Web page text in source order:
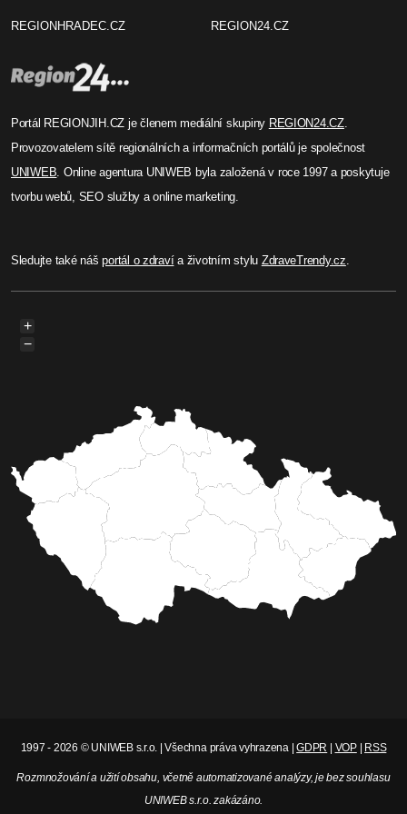
REGIONHRADEC.CZ REGION24.CZ
Portál REGIONJIH.CZ je členem mediální skupiny REGION24.CZ.
Provozovatelem sítě regionálních a informačních portálů je společnost
UNIWEB. Online agentura UNIWEB byla založená v roce 1997 a poskytuje
tvorbu webů, SEO služby a online marketing.
Sledujte také nášportál o zdravía životním stylu ZdraveTrendy.cz.
+
−
1997 - 2026 © UNIWEB s.r.o. | Všechna práva vyhrazena |GDPR VOP| RSS
Rozmnožování a užití obsahu, včetně automatizované analýzy, je bez souhlasu
UNIWEB s.r.o. zakázáno.